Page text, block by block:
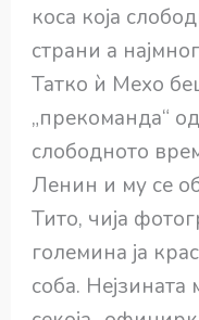
коса која
страни а
Татко ѝ Мехо
„прекоманда“
слободното
Ленин и му се
Тито, чија
големина ја
соба. Нејзината